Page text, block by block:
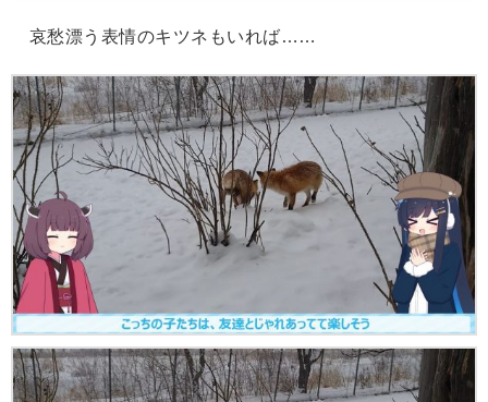
哀愁漂う表情のキツネもいれば……